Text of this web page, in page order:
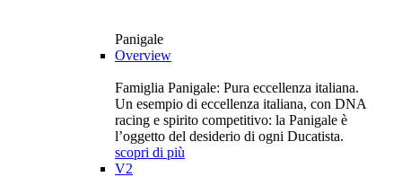
Panigale
Overview
Famiglia Panigale: Pura eccellenza italiana.
Un esempio di eccellenza italiana, con DNA
racing e spirito competitivo: la Panigale è
l’oggetto del desiderio di ogni Ducatista.
scopri di più
V2